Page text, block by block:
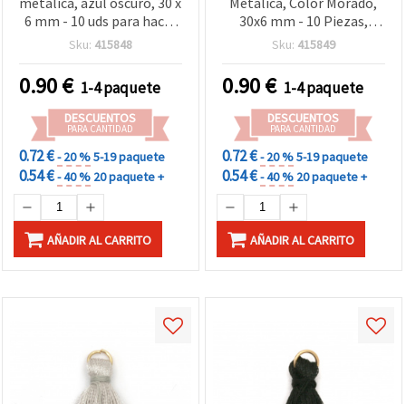
6 mm - 10 uds para hacer
bisutería y manualidades
Sku: 415848
0.90€ 1-4 paquete
DESCUENTOS
PARA CANTIDAD
0.72 €- 20 %5-19 paquete
0.54 €- 40 % 20 paquete +
AÑADIR AL CARRITO
30x6 mm - 10 Piezas,
Borlas Pequeñas para
Llaveros, Scrapbooking y
Manualidades Boho DIY
Sku: 415849
0.90€ 1-4 paquete
DESCUENTOS
PARA CANTIDAD
0.72 €- 20 %5-19 paquete
0.54 €- 40 % 20 paquete +
AÑADIR AL CARRITO